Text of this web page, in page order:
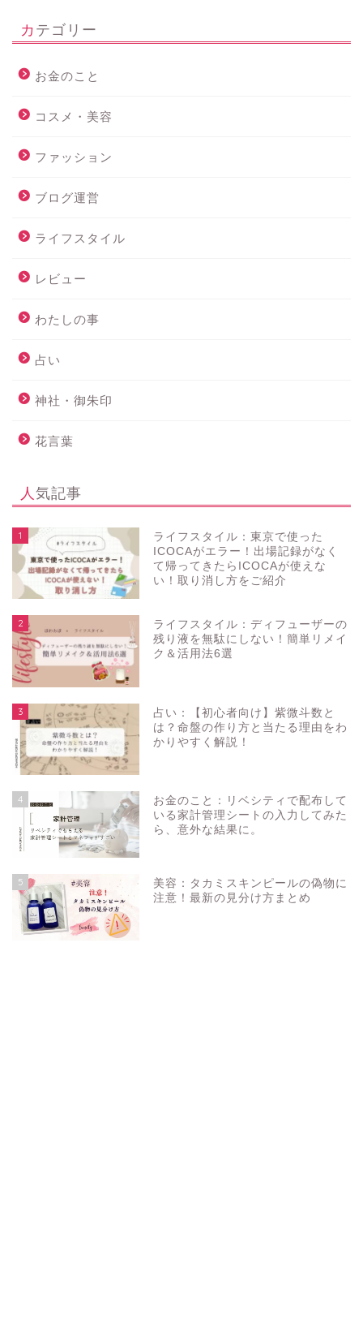
カテゴリー
お金のこと
コスメ・美容
ファッション
ブログ運営
ライフスタイル
レビュー
わたしの事
占い
神社・御朱印
花言葉
人気記事
1
ライフスタイル：東京で使った
ICOCAがエラー！出場記録がなく
て帰ってきたらICOCAが使えな
い！取り消し方をご紹介
2
ライフスタイル：ディフューザーの
残り液を無駄にしない！簡単リメイ
ク＆活用法6選
3
占い：【初心者向け】紫微斗数と
は？命盤の作り方と当たる理由をわ
かりやすく解説！
4
お金のこと：リベシティで配布して
いる家計管理シートの入力してみた
ら、意外な結果に。
5
美容：タカミスキンピールの偽物に
注意！最新の見分け方まとめ